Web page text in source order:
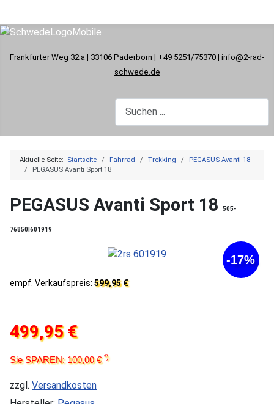
Frankfurter Weg 32 a | 33106 Paderborn | +49 5251/75370 | info@2-rad-
schwede.de
Aktuelle Seite: Startseite Fahrrad Trekking
PEGASUS Avanti 18
PEGASUS Avanti Sport 18
PEGASUS Avanti Sport 18 505-
76850|601919
-17%
empf. Verkaufspreis: 599,95 €
499,95 €
Sie SPAREN: 100,00 €*)
zzgl. Versandkosten